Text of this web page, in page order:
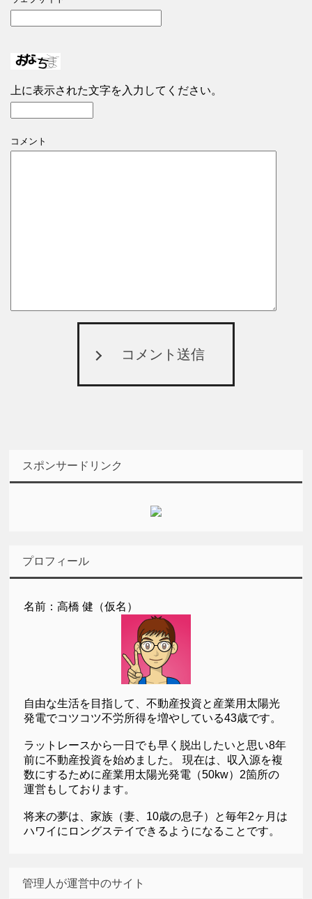
上に表示された文字を入力してください。
コメント
コメント送信
スポンサードリンク
プロフィール
名前：高橋 健（仮名）
自由な生活を目指して、不動産投資と産業用太陽光
発電でコツコツ不労所得を増やしている43歳です。
ラットレースから一日でも早く脱出したいと思い8年
前に不動産投資を始めました。 現在は、収入源を複
数にするために産業用太陽光発電（50kw）2箇所の
運営もしております。
将来の夢は、家族（妻、10歳の息子）と毎年2ヶ月は
ハワイにロングステイできるようになることです。
管理人が運営中のサイト